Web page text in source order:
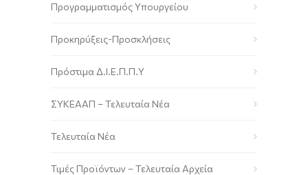
Προγραμματισμός Υπουργείου
Προκηρύξεις-Προσκλήσεις
Πρόστιμα Δ.Ι.Ε.Π.Π.Υ
ΣΥΚΕΑΑΠ – Τελευταία Νέα
Τελευταία Νέα
Τιμές Προϊόντων – Τελευταία Αρχεία